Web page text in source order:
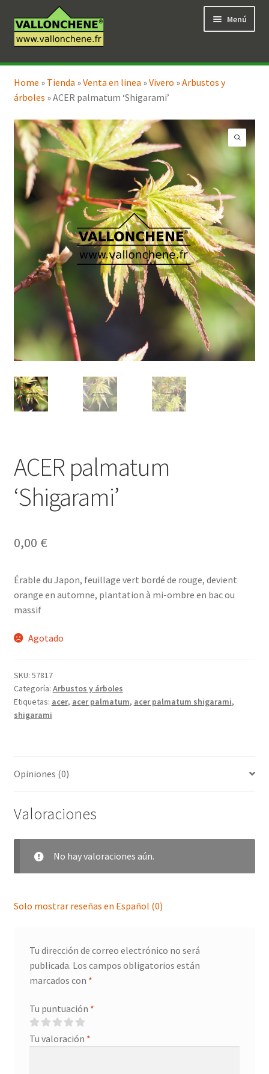
a
la
al
contenido
Menú
Tienda en línea
Home » Tienda »Venta en linea »Vivero »Arbustos y
árboles »ACER palmatum ‘Shigarami’
ACER palmatum
‘Shigarami’
0,00 €
Érable du Japon, feuillage vert bordé de rouge, devient
orange en automne, plantation à mi-ombre en bac ou
massif
Agotado
SKU: 57817
Categoría: Arbustos y árboles
Etiquetas: acer, acer palmatum, acer palmatum shigarami,
shigarami
Opiniones (0)
Valoraciones
No hay valoraciones aún.
Solo mostrar reseñas en Español (0)
Tu dirección de correo electrónico no será
publicada. Los campos obligatorios están
marcados con *
Tu puntuación *
Tu valoración *